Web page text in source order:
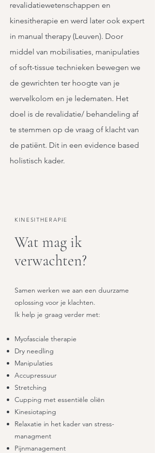
revalidatiewetenschappen en
kinesitherapie en werd later ook expert
in manual therapy (Leuven). Door
middel van mobilisaties, manipulaties
of soft-tissue technieken bewegen we
de gewrichten ter hoogte van je
wervelkolom en je ledematen. Het
doel is de revalidatie/ behandeling af
te stemmen op de vraag of klacht van
de patiënt. Dit in een evidence based
holistisch kader.
KINESITHERAPIE
Wat mag ik
verwachten?
Samen werken we aan een duurzame
oplossing voor je klachten.
Ik help je graag verder met:
Myofasciale therapie
Dry needling
Manipulaties
Accupressuur
Stretching
Cupping met essentiële oliën
Kinesiotaping
Relaxatie in het kader van stress-
managment
Pijnmanagement